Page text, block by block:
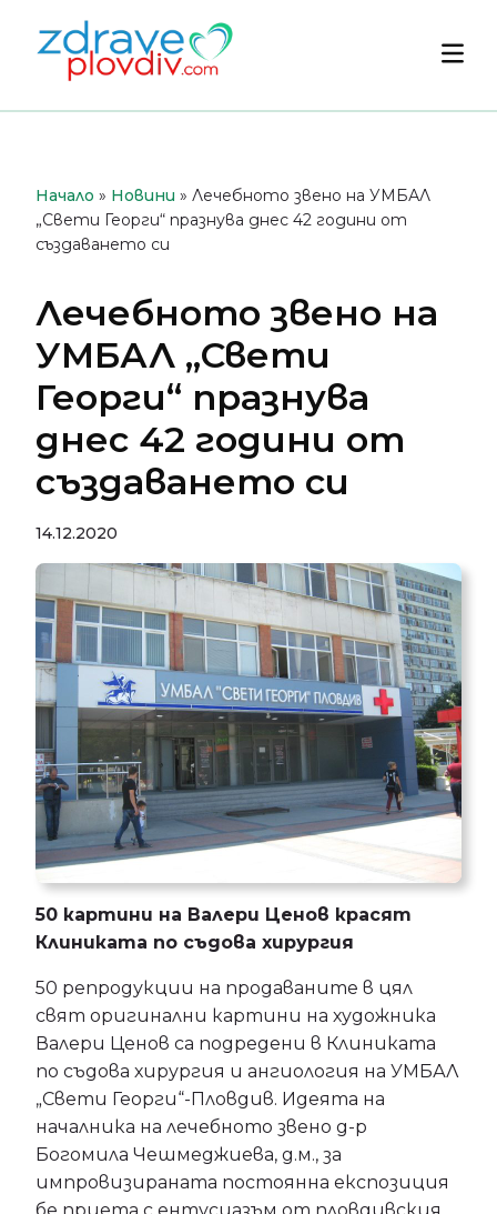
съдържанието
Начало » Новини » Лечебното звено на УМБАЛ
„Свети Георги“ празнува днес 42 години от
създаването си
Лечебното звено на
УМБАЛ „Свети
Георги“ празнува
днес 42 години от
създаването си
14.12.2020
50 картини на Валери Ценов красят
Клиниката по съдова хирургия
50 репродукции на продаваните в цял
свят оригинални картини на художника
Валери Ценов са подредени в Клиниката
по съдова хирургия и ангиология на УМБАЛ
„Свети Георги“-Пловдив. Идеята на
началника на лечебното звено д-р
Богомила Чешмеджиева, д.м., за
импровизираната постоянна експозиция